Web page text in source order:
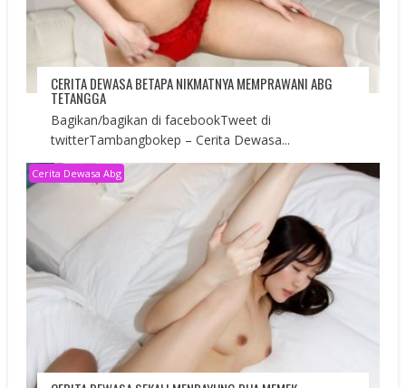
CERITA DEWASA BETAPA NIKMATNYA MEMPRAWANI ABG
TETANGGA
Bagikan/bagikan di facebookTweet di
twitterTambangbokep – Cerita Dewasa...
Cerita Dewasa Abg